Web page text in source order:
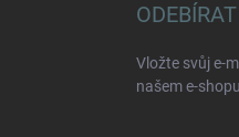
Vložte svůj e-
našem e-